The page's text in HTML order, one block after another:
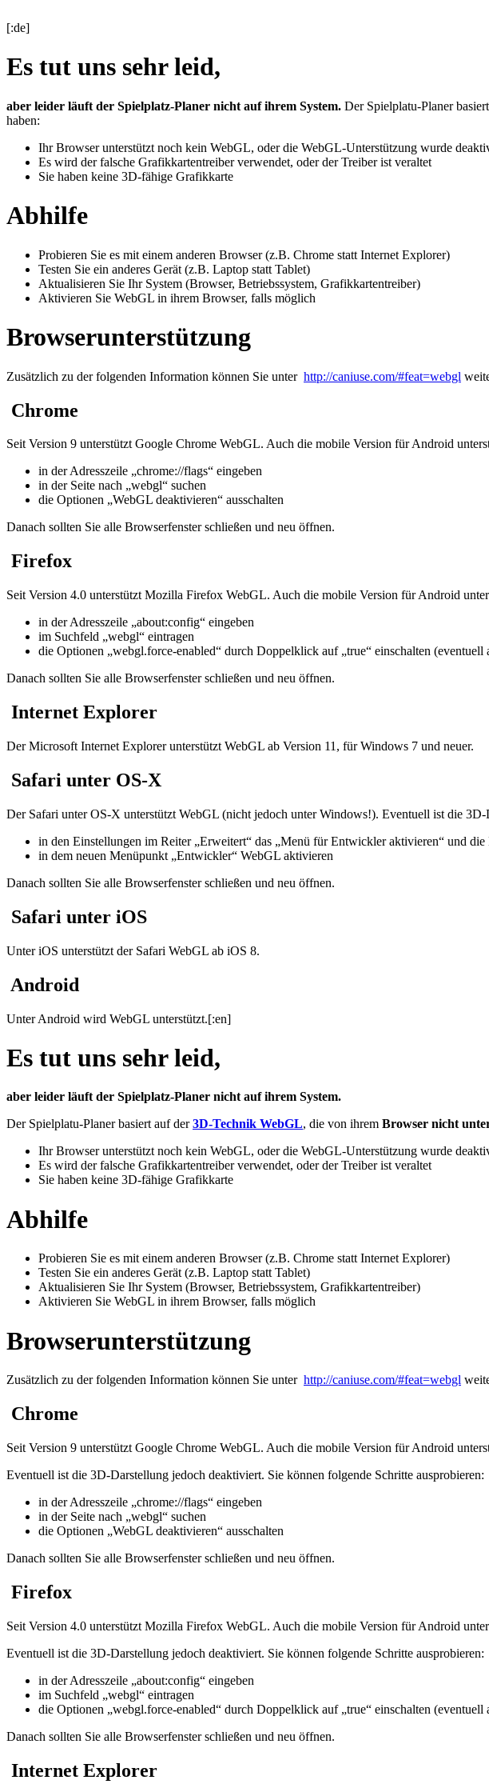
[:de]
Es tut uns sehr leid,
aber leider läuft der Spielplatz-Planer nicht auf ihrem System. Der Spielplatu-Planer
haben:
Ihr Browser unterstützt noch kein WebGL, oder die WebGL-Unterstützung wurde
Es wird der falsche Grafikkartentreiber verwendet, oder der Treiber ist veraltet
Sie haben keine 3D-fähige Grafikkarte
Abhilfe
Probieren Sie es mit einem anderen Browser (z.B. Chrome statt Internet Explorer)
Testen Sie ein anderes Gerät (z.B. Laptop statt Tablet)
Aktualisieren Sie Ihr System (Browser, Betriebssystem, Grafikkartentreiber)
Aktivieren Sie WebGL in ihrem Browser, falls möglich
Browserunterstützung
Zusätzlich zu der folgenden Information können Sie unter http://caniuse.com/#feat=webgl
Chrome
Seit Version 9 unterstützt Google Chrome WebGL. Auch die mobile Version für Android
in der Adresszeile „chrome://flags“ eingeben
in der Seite nach „webgl“ suchen
die Optionen „WebGL deaktivieren“ ausschalten
Danach sollten Sie alle Browserfenster schließen und neu öffnen.
Firefox
Seit Version 4.0 unterstützt Mozilla Firefox WebGL. Auch die mobile Version für Android
in der Adresszeile „about:config“ eingeben
im Suchfeld „webgl“ eintragen
die Optionen „webgl.force-enabled“ durch Doppelklick auf „true“ einschalten
Danach sollten Sie alle Browserfenster schließen und neu öffnen.
Internet Explorer
Der Microsoft Internet Explorer unterstützt WebGL ab Version 11, für Windows 7 und neuer.
Safari unter OS-X
Der Safari unter OS-X unterstützt WebGL (nicht jedoch unter Windows!). Eventuell ist die
in den Einstellungen im Reiter „Erweitert“ das „Menü für Entwickler aktivieren“ und die
in dem neuen Menüpunkt „Entwickler“ WebGL aktivieren
Danach sollten Sie alle Browserfenster schließen und neu öffnen.
Safari unter iOS
Unter iOS unterstützt der Safari WebGL ab iOS 8.
Android
Unter Android wird WebGL unterstützt.[:en]
Es tut uns sehr leid,
aber leider läuft der Spielplatz-Planer nicht auf ihrem System.
Der Spielplatu-Planer basiert auf der3D-Technik WebGL, die von ihrem Browser nicht
Ihr Browser unterstützt noch kein WebGL, oder die WebGL-Unterstützung wurde
Es wird der falsche Grafikkartentreiber verwendet, oder der Treiber ist veraltet
Sie haben keine 3D-fähige Grafikkarte
Abhilfe
Probieren Sie es mit einem anderen Browser (z.B. Chrome statt Internet Explorer)
Testen Sie ein anderes Gerät (z.B. Laptop statt Tablet)
Aktualisieren Sie Ihr System (Browser, Betriebssystem, Grafikkartentreiber)
Aktivieren Sie WebGL in ihrem Browser, falls möglich
Browserunterstützung
Zusätzlich zu der folgenden Information können Sie unter http://caniuse.com/#feat=webgl
Chrome
Seit Version 9 unterstützt Google Chrome WebGL. Auch die mobile Version für Android
Eventuell ist die 3D-Darstellung jedoch deaktiviert. Sie können folgende Schritte ausprobieren:
in der Adresszeile „chrome://flags“ eingeben
in der Seite nach „webgl“ suchen
die Optionen „WebGL deaktivieren“ ausschalten
Danach sollten Sie alle Browserfenster schließen und neu öffnen.
Firefox
Seit Version 4.0 unterstützt Mozilla Firefox WebGL. Auch die mobile Version für Android
Eventuell ist die 3D-Darstellung jedoch deaktiviert. Sie können folgende Schritte ausprobieren:
in der Adresszeile „about:config“ eingeben
im Suchfeld „webgl“ eintragen
die Optionen „webgl.force-enabled“ durch Doppelklick auf „true“ einschalten
Danach sollten Sie alle Browserfenster schließen und neu öffnen.
Internet Explorer